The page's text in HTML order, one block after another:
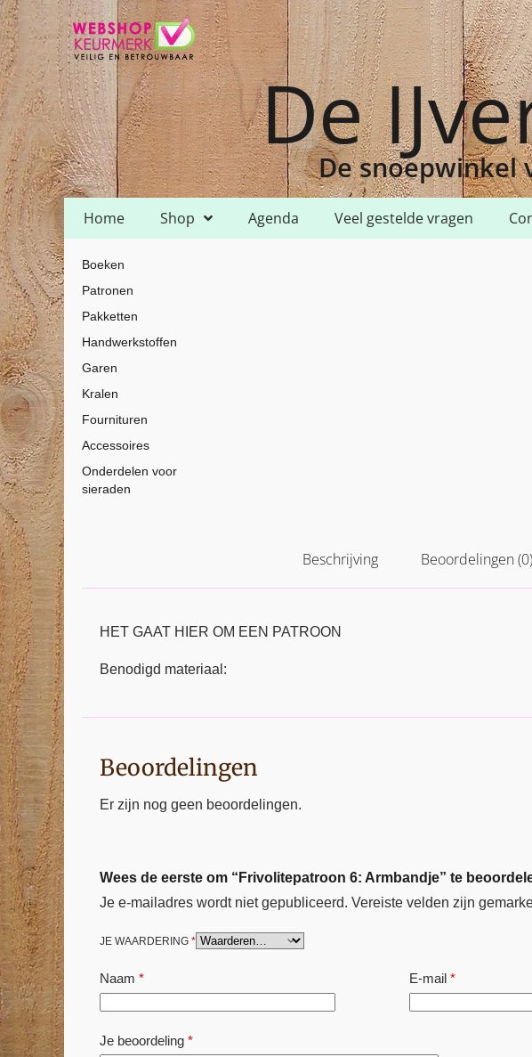
De
De snoepwinkel
Home Shop Agenda Veel gestelde vragen
Boeken
Patronen
Pakketten
Handwerkstoffen
Garen
Kralen
Fournituren
Accessoires
Onderdelen voor
sieraden
Beschrijving Beoordelingen (0)
HET GAAT HIER OM EEN PATROON
Benodigd materiaal:
Beoordelingen
Er zijn nog geen beoordelingen.
Wees de eerste om “Frivolitepatroon 6: Armbandje” te
Je e-mailadres wordt niet gepubliceerd. Vereiste velden zijn
JE WAARDERING *
Naam * E-mail*
Je beoordeling *